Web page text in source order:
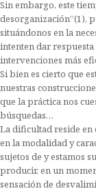
Sin embargo, este
desorganización”(1),
situándonos en la
intenten dar
intervenciones más
Si bien es cierto que
nuestras
que la práctica nos
búsquedas…
La dificultad reside en
en la modalidad y
sujetos de y estamos
producir, en un
sensación de